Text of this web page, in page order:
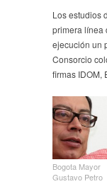
Los estudios
primera línea
ejecución un
Consorcio
firmas IDOM,
Bogota Mayor
Gustavo Petro